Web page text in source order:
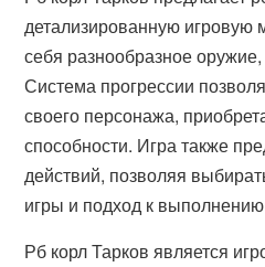
детализированную
себя разнообразное
Система прогрессии
своего персонажа,
способности. Игра также
действий, позволяя
игры и подход к
Рб корл Тарков является